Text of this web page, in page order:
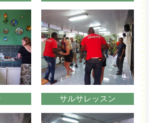
サルサレッスン